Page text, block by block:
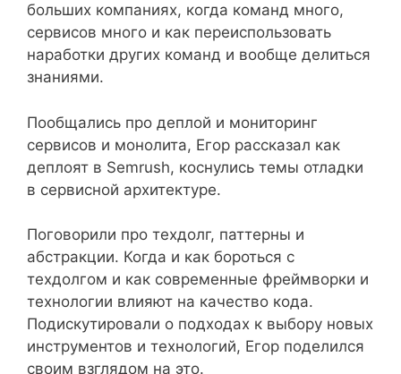
больших компаниях, когда команд много,
сервисов много и как переиспользовать
наработки других команд и вообще делиться
знаниями.
Пообщались про деплой и мониторинг
сервисов и монолита, Егор рассказал как
деплоят в Semrush, коснулись темы отладки
в сервисной архитектуре.
Поговорили про техдолг, паттерны и
абстракции. Когда и как бороться с
техдолгом и как современные фреймворки и
технологии влияют на качество кода.
Подискутировали о подходах к выбору новых
инструментов и технологий, Егор поделился
своим взглядом на это.